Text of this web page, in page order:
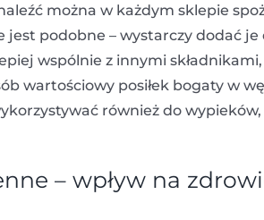
można w każdym sklepie
jest podobne – wystarczy dodać
wspólnie z innymi
wartościowy posiłek bogaty w
również do
– wpływ na